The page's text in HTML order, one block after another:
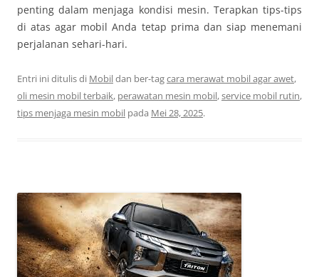
penting dalam menjaga kondisi mesin. Terapkan tips-tips
di atas agar mobil Anda tetap prima dan siap menemani
perjalanan sehari-hari.
Entri ini ditulis di Mobildan ber-tagcara merawat mobil agar awet,
oli mesin mobil terbaik, perawatan mesin mobil,service mobil rutin,
tips menjaga mesin mobil pada Mei 28, 2025.